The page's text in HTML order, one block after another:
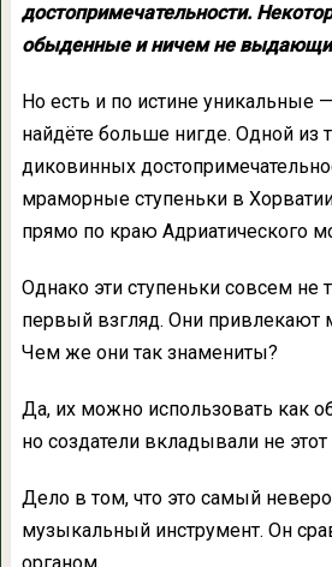
достопримечательности.
обыденные и ничем не
Но есть и по истине уникальные
найдёте больше нигде. Одной из
диковинных
мраморные ступеньки в
прямо по краю Адриатического
Однако эти ступеньки совсем не
первый взгляд. Они привлекают
Чем же они так знамениты?
Да, их можно использовать как
но создатели вкладывали не
Дело в том, что это самый
музыкальный инструмент. Он